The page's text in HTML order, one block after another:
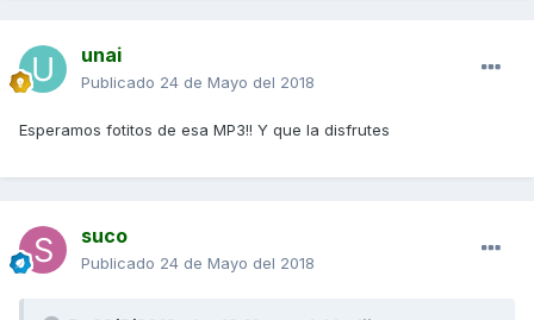
unai
Publicado 24 de Mayo del 2018
Esperamos fotitos de esa MP3!! Y que la disfrutes
suco
Publicado 24 de Mayo del 2018